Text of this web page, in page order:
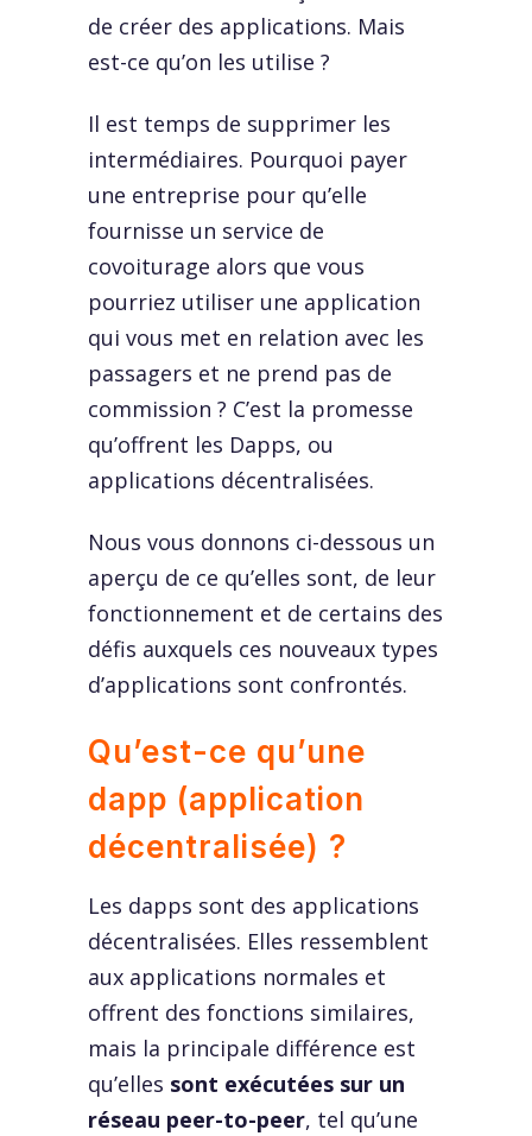
de créer des applications. Mais
est-ce qu’on les utilise ?
Il est temps de supprimer les
intermédiaires. Pourquoi payer
une entreprise pour qu’elle
fournisse un service de
covoiturage alors que vous
pourriez utiliser une application
qui vous met en relation avec les
passagers et ne prend pas de
commission ? C’est la promesse
qu’offrent les Dapps, ou
applications décentralisées.
Nous vous donnons ci-dessous un
aperçu de ce qu’elles sont, de leur
fonctionnement et de certains des
défis auxquels ces nouveaux types
d’applications sont confrontés.
Qu’est-ce qu’une
dapp (application
décentralisée) ?
Les dapps sont des applications
décentralisées. Elles ressemblent
aux applications normales et
offrent des fonctions similaires,
mais la principale différence est
qu’elles sont exécutées sur un
réseau peer-to-peer, tel qu’une